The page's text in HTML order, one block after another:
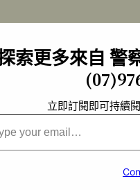
索更多來自 警
立即訂閱即可持續